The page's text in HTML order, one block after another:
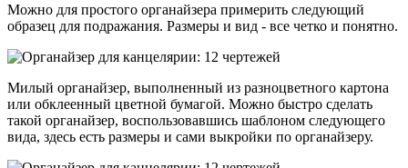
Можно для простого органайзера примерить следующий
образец для подражания. Размеры и вид - все четко и понятно.
Милый органайзер, выполненный из разноцветного картона
или обклеенный цветной бумагой. Можно быстро сделать
такой органайзер, воспользовавшись шаблоном следующего
вида, здесь есть размеры и сами выкройки по органайзеру.